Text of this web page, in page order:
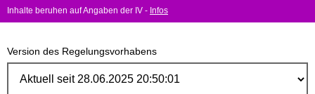
Inhalte beruhen auf Angaben der IV - Infos
Version des Regelungsvorhabens